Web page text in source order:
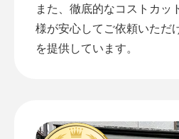
また、徹底的なコストカッ
様が安心してご依頼いただ
を提供しています。